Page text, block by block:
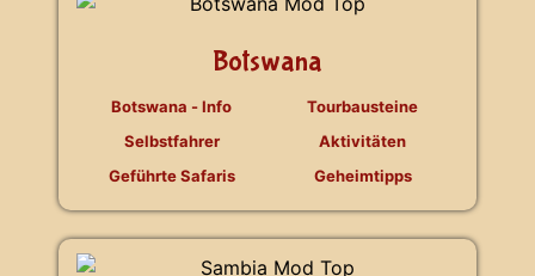
Botswana
Botswana - Info
Selbstfahrer
Geführte Safaris
Tourbausteine
Aktivitäten
Geheimtipps